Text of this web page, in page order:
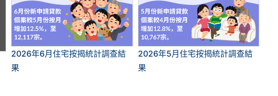
2026年6月住宅按揭統計調查結
果
2026年5月住宅按揭統計調查結
果